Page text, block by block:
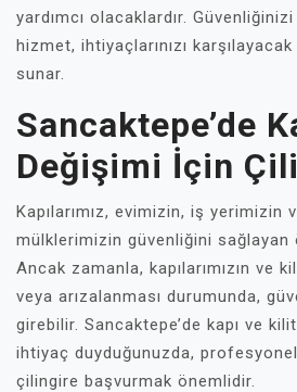
yardımcı olacaklardır.
hizmet, ihtiyaçlarınızı
sunar.
Sancaktepe’de
Değişimi İçin
Kapılarımız, evimizin, iş yerimizin
mülklerimizin güvenliğini sağlayan
Ancak zamanla, kapılarımızın ve
veya arızalanması durumunda,
girebilir. Sancaktepe’de kapı ve
ihtiyaç duyduğunuzda,
çilingire başvurmak önemlidir.